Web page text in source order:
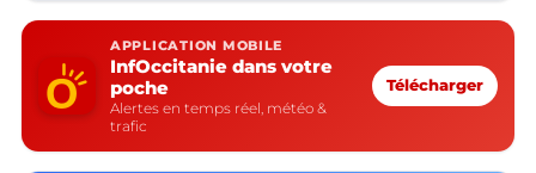
APPLICATION MOBILE
InfOccitanie dans votre
poche
Alertes en temps réel, météo &
trafic
Télécharger